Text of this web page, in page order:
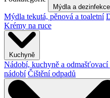
Mýdla a
Mýdla tekutá, pěnová a toaletní
Krémy na ruce
Kuchyně
Nádobí, kuchyně a odmašťovací
nádobí Čištění odpadů